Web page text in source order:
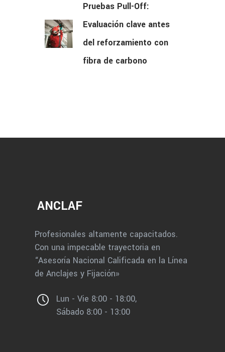
Pruebas Pull-Off:
Evaluación clave antes
del reforzamiento con
fibra de carbono
ANCLAF
Profesionales altamente capacitados.
Con una impecable trayectoria en
“Asesoría Nacional Calificada en la Línea
de Anclajes y Fijación»
Lun - Vie 8:00 - 18:00,
Sábado 8:00 - 13:00